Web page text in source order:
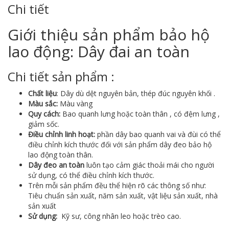
Chi tiết
Giới thiệu sản phẩm bảo hộ
lao động: Dây đai an toàn
Chi tiết sản phẩm :
Chất liệu: Dây dù dệt nguyên bản, thép đúc nguyên khối .
Màu sắc: Màu vàng
Quy cách: Bao quanh lưng hoặc toàn thân , có đệm lưng ,
giảm sốc.
Điều chỉnh linh hoạt: phần dây bao quanh vai và đùi có thể
điều chỉnh kích thước đối với sản phẩm dây đeo bảo hộ
lao động toàn thân.
Dây đeo an toàn luôn tạo cảm giác thoải mái cho người
sử dụng, có thể điều chỉnh kích thước.
Trên mỗi sản phẩm đều thể hiện rõ các thông số như:
Tiêu chuẩn sản xuất, năm sản xuất, vật liệu sản xuất, nhà
sản xuất
Sử dụng: Kỹ sư, công nhân leo hoặc trèo cao.